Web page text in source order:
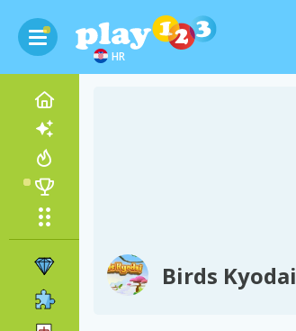
HR
Birds Kyodai